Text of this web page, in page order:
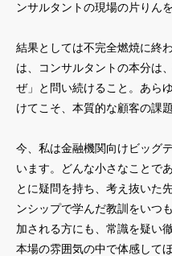
ンサルタントの現場の片りん
結果としては不完全燃焼に終
は、コンサルタントの本分は
ぜ」と問い続けること。あら
けてこそ、本質的な顧客の課
今、私は金融機関向けビッグ
います。どんな小さなことで
とに疑問を持ち、考え抜いた
ンシップで学んだ教訓をいつ
加される方にも、常識を疑い
本場の雰囲気の中で体感して